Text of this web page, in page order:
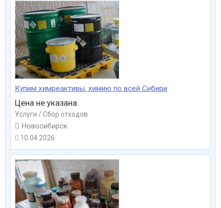
Купим химреактивы, химию по всей Сибири
Цена не указана
Услуги / Сбор отходов
 Новосибирск
 10.04.2026